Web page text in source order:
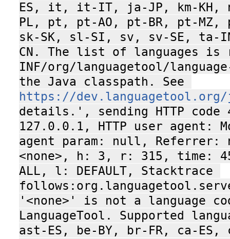
ES, it, it-IT, ja-JP, km-KH,
PL, pt, pt-AO, pt-BR, pt-MZ,
sk-SK, sl-SI, sv, sv-SE, ta-
CN. The list of languages is
INF/org/languagetool/
https://
details.', sending HTTP code
127.0.0.1, HTTP user agent:
agent param: null, Referrer:
<none>, h: 3, r: 315, time:
ALL, l: DEFAULT, Stacktrace
'<none>' is not a language
LanguageTool. Supported
ast-ES, be-BY, br-FR, ca-ES,